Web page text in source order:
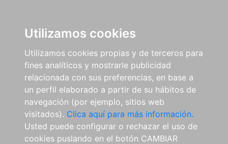
Utilizamos cookies
Utilizamos cookies propias y de terceros para
fines analíticos y mostrarle publicidad
relacionada con sus preferencias, en base a
un perfil elaborado a partir de su hábitos de
navegación (por ejemplo, sitios web
visitados). Clica aquí para más información.
Usted puede configurar o rechazar el uso de
cookies puslando en el botón CAMBIAR